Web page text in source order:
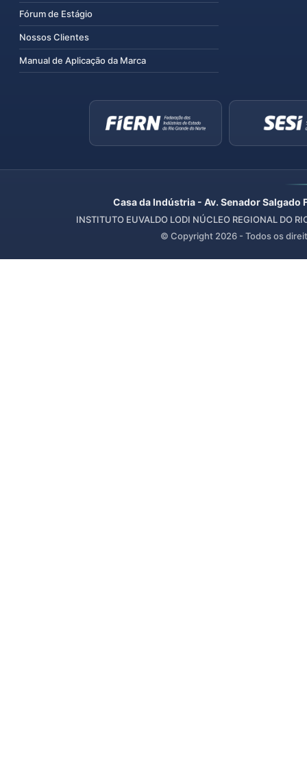
Fórum de Estágio
Nossos Clientes
Manual de Aplicação da Marca
Casa da Indústria - Av. Senador
INSTITUTO EUVALDO LODI NÚCLEO REGIONAL DO
© Copyright 2026 - Todos os